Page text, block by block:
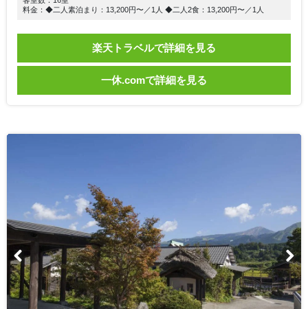
料金：◆二人素泊まり：13,200円〜／1人 ◆二人2食：13,200円〜／1人
楽天トラベルで詳細を見る
一休.comで詳細を見る